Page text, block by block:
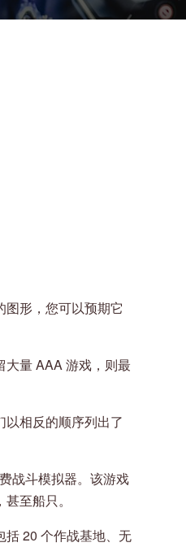
形，您可以预期它
大量 AAA 游戏，则最
相反的顺序列出了
战斗模拟器。该游戏
至船只。
括 20 个作战基地、无